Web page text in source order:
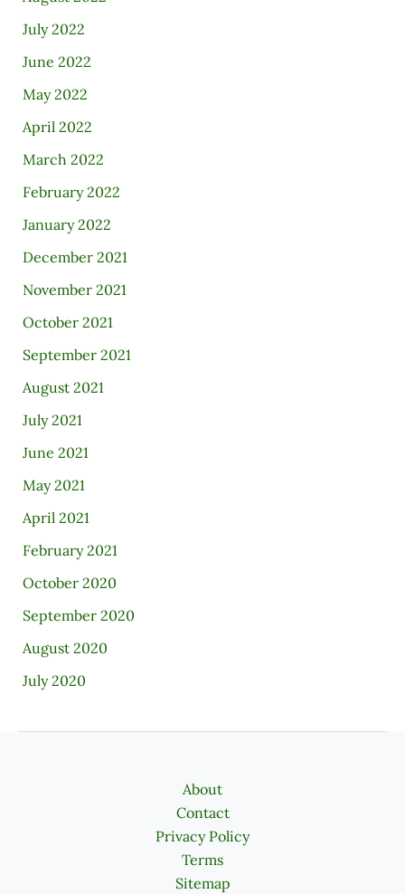
July 2022
June 2022
May 2022
April 2022
March 2022
February 2022
January 2022
December 2021
November 2021
October 2021
September 2021
August 2021
July 2021
June 2021
May 2021
April 2021
February 2021
October 2020
September 2020
August 2020
July 2020
About
Contact
Privacy Policy
Terms
Sitemap